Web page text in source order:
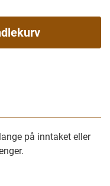
på inntaket eller